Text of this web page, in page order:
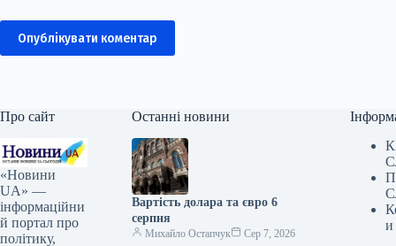
Опублікувати коментар
Про сайт
«Новини
UA» —
інформаційни
й портал про
політику,
Останні новини
Вартість долара та євро 6
серпня
Михайло Остапчук
Сер 7, 2026
и